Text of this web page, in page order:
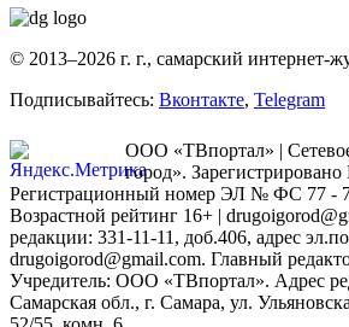
© 2013–2026 г. г., самарский интернет-
Подписывайтесь: Вконтакте, Telegram
ООО «ТВпортал» |
город».
Регистрационный номер ЭЛ № ФС 77 -
Возрастной рейтинг 16+ |
редакции: 331-11-11, доб.406, адрес
drugoigorod@gmail.com. Главный
Учредитель: ООО «ТВпортал». Адрес
Самарская обл., г. Самара, ул.